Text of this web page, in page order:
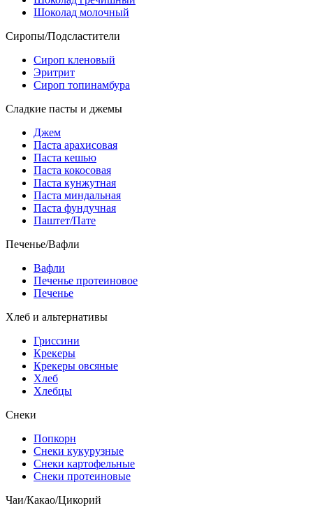
Шоколад молочный
Сиропы/Подсластители
Сироп кленовый
Эритрит
Сироп топинамбура
Сладкие пасты и джемы
Джем
Паста арахисовая
Паста кешью
Паста кокосовая
Паста кунжутная
Паста миндальная
Паста фундучная
Паштет/Пате
Печенье/Вафли
Вафли
Печенье протеиновое
Печенье
Хлеб и альтернативы
Гриссини
Крекеры
Крекеры овсяные
Хлеб
Хлебцы
Снеки
Попкорн
Снеки кукурузные
Снеки картофельные
Снеки протеиновые
Чаи/Какао/Цикорий